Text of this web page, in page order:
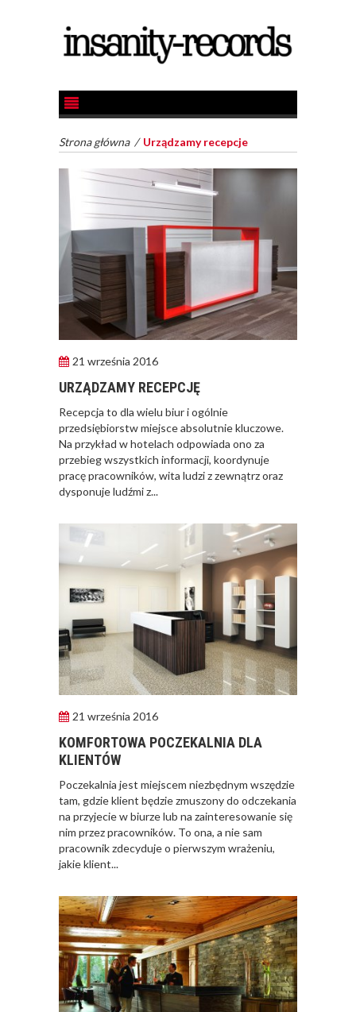
Strona główna / Urządzamy recepcje
21 września 2016
URZĄDZAMY RECEPCJĘ
Recepcja to dla wielu biur i ogólnie
przedsiębiorstw miejsce absolutnie kluczowe.
Na przykład w hotelach odpowiada ono za
przebieg wszystkich informacji, koordynuje
pracę pracowników, wita ludzi z zewnątrz oraz
dysponuje ludźmi z...
21 września 2016
KOMFORTOWA POCZEKALNIA DLA
KLIENTÓW
Poczekalnia jest miejscem niezbędnym wszędzie
tam, gdzie klient będzie zmuszony do odczekania
na przyjecie w biurze lub na zainteresowanie się
nim przez pracowników. To ona, a nie sam
pracownik zdecyduje o pierwszym wrażeniu,
jakie klient...
KOMFORTOWA
POCZEKALNIA DLA
JAK ZAARANŻOWAĆ
POCZEKALNIĘ W
BIURZE?